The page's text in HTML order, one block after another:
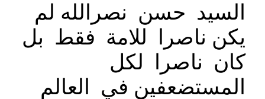
السيد حسن نصرالله لم
يكن ناصرا للامة فقط بل
كان ناصرا لكل
المستضعفين في العالم